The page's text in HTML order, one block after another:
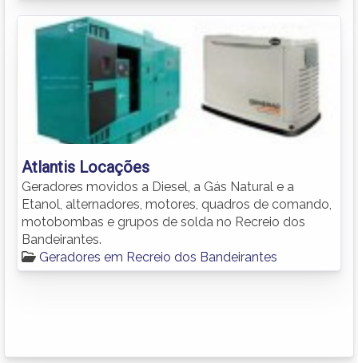
Atlantis Locações
Geradores movidos a Diesel, a Gás Natural e a
Etanol, alternadores, motores, quadros de comando,
motobombas e grupos de solda no Recreio dos
Bandeirantes.
Geradores em Recreio dos Bandeirantes